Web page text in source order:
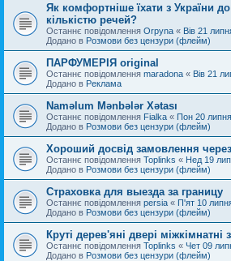
Як комфортніше їхати з України
кількістю речей?
Останнє повідомлення Orpyna « Вів 21
Додано в Розмови без цензури (флейм)
ПАРФУМЕРІЯ original
Останнє повідомлення maradona « Вів 21
Додано в Реклама
Naməlum Mənbələr Xətası
Останнє повідомлення Fialka « Пон 20
Додано в Розмови без цензури (флейм)
Хороший досвід замовлення через
Останнє повідомлення Toplinks « Нед 19
Додано в Розмови без цензури (флейм)
Страховка для выезда за границу
Останнє повідомлення persia « П'ят 10
Додано в Розмови без цензури (флейм)
Круті дерев'яні двері міжкімнатні
Останнє повідомлення Toplinks « Чет 09
Додано в Розмови без цензури (флейм)